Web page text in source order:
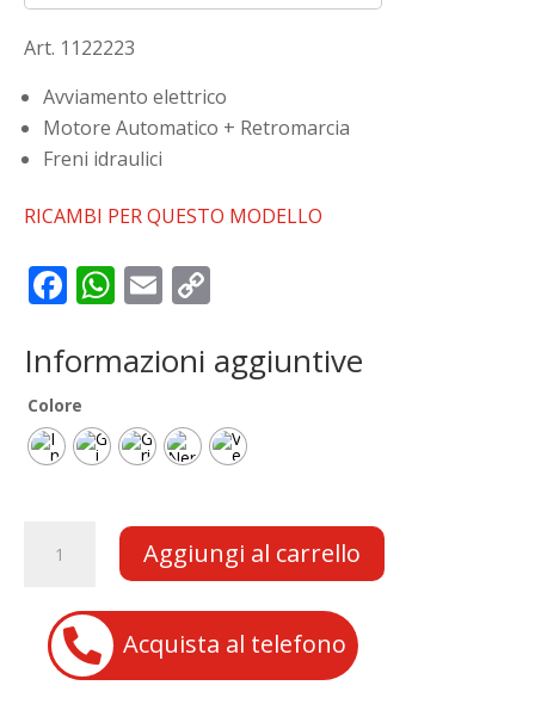
Art. 1122223
Avviamento elettrico
Motore Automatico + Retromarcia
Freni idraulici
RICAMBI PER QUESTO MODELLO
F
e
b
o
o
W
at
A
p
p
E
ai p
Li
n
k
Informazioni aggiuntive
Colore
Quad
RS8A
quantità
Aggiungi al carrello
 Acquista al telefono